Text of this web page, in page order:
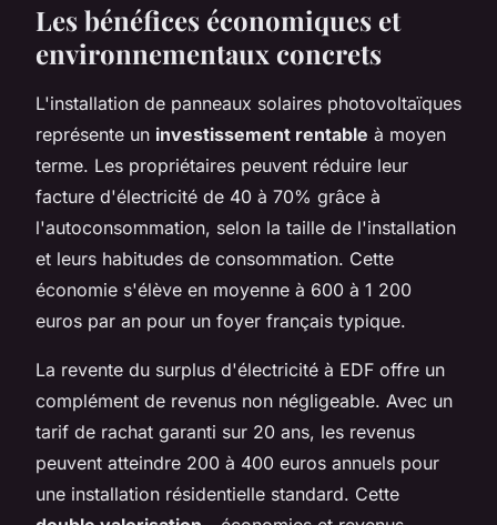
Les bénéfices économiques et
environnementaux concrets
L'installation de panneaux solaires photovoltaïques
représente un investissement rentable à moyen
terme. Les propriétaires peuvent réduire leur
facture d'électricité de 40 à 70% grâce à
l'autoconsommation, selon la taille de l'installation
et leurs habitudes de consommation. Cette
économie s'élève en moyenne à 600 à 1 200
euros par an pour un foyer français typique.
La revente du surplus d'électricité à EDF offre un
complément de revenus non négligeable. Avec un
tarif de rachat garanti sur 20 ans, les revenus
peuvent atteindre 200 à 400 euros annuels pour
une installation résidentielle standard. Cette